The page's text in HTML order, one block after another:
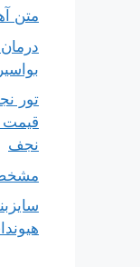
متن
تور
قیمت
نجف